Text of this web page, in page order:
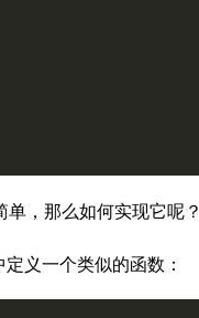
，那么如何实现它呢？
义一个类似的函数：